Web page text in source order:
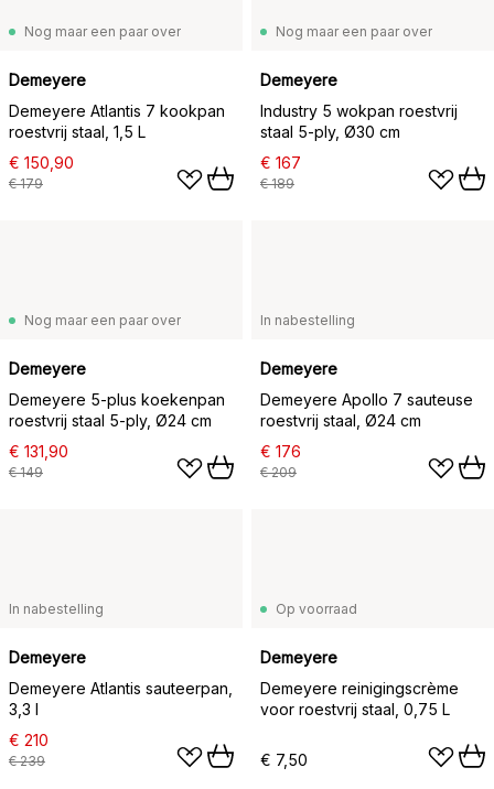
Nog maar een paar over
Demeyere
Demeyere Atlantis 7 kookpan
roestvrij staal, 1,5 L
€ 150,90
€ 179
Nog maar een paar over
Demeyere
Industry 5 wokpan roestvrij
staal 5-ply, Ø30 cm
€ 167
€ 189
Nog maar een paar over
Demeyere
Demeyere 5-plus koekenpan
roestvrij staal 5-ply, Ø24 cm
€ 131,90
€ 149
In nabestelling
Demeyere
Demeyere Apollo 7 sauteuse
roestvrij staal, Ø24 cm
€ 176
€ 209
In nabestelling
Demeyere
Demeyere Atlantis sauteerpan,
3,3 l
€ 210
€ 239
Op voorraad
Demeyere
Demeyere reinigingscrème
voor roestvrij staal, 0,75 L
€ 7,50